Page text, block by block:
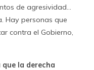
de agresividad…
Hay personas que
contra el Gobierno,
la derecha